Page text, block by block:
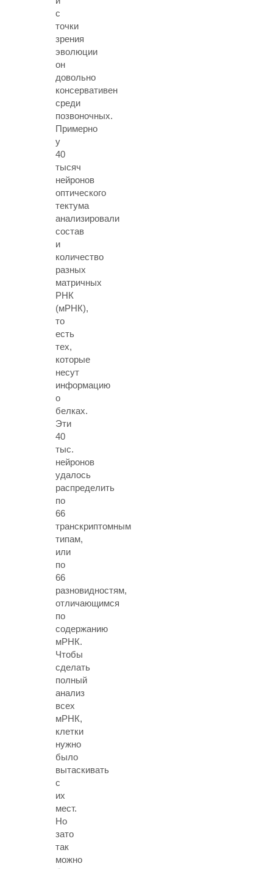
с
точки
зрения
эволюции
он
довольно
консервативен
среди
позвоночных.
Примерно
у
40
тысяч
нейронов
оптического
тектума
анализировали
состав
и
количество
разных
матричных
РНК
(мРНК),
то
есть
тех,
которые
несут
информацию
о
белках.
Эти
40
тыс.
нейронов
удалось
распределить
по
66
транскриптомным
типам,
или
по
66
разновидностям,
отличающимся
по
содержанию
мРНК.
Чтобы
сделать
полный
анализ
всех
мРНК,
клетки
нужно
было
вытаскивать
с
их
мест.
Но
зато
так
можно